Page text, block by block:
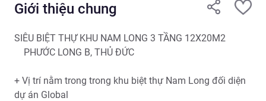
Giới thiệu chung
SIÊU BIỆT THỰ KHU NAM LONG 3 TẦNG 12X20M2
PHƯỚC LONG B, THỦ ĐỨC
+ Vị trí nằm trong trong khu biệt thự Nam Long đối diện
dự án Global